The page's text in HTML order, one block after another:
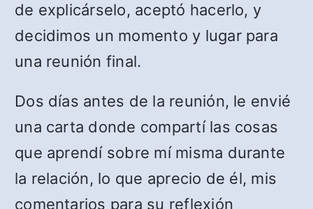
de explicárselo, aceptó hacerlo, y
decidimos un momento y lugar para
una reunión final.
Dos días antes de la reunión, le envié
una carta donde compartí las cosas
que aprendí sobre mí misma durante
la relación, lo que aprecio de él, mis
comentarios para su reflexión